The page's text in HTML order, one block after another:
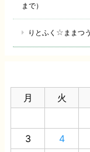
まで）
りとふく☆ままつ
月
火
3
4